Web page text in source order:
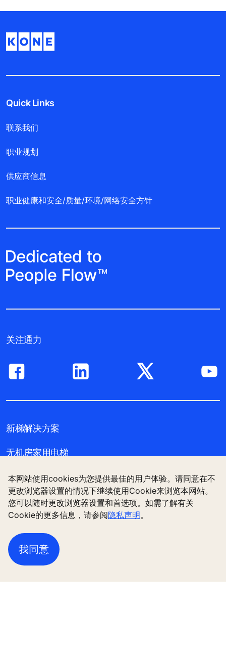
了解更多通力维保服务
本网站使用cookies为您提供最佳的用户体验。请同意在不
更改浏览器设置的情况下继续使用Cookie来浏览本网站。
您可以随时更改浏览器设置和首选项。如需了解有关
Cookie的更多信息，请参阅隐私声明。
我同意
联系我们
职业规划
新梯解决方案